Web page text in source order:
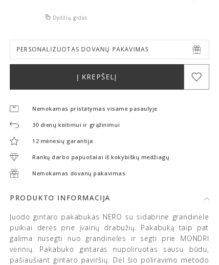
Dydžių gidas
PERSONALIZUOTAS DOVANŲ PAKAVIMAS
Į KREPŠELĮ
Nemokamas pristatymas visame pasaulyje
30 dienų keitimui ir grąžinimui
12 mėnesių garantija
Rankų darbo papuošalai iš kokybiškų medžiagų
Nemokamas dovanų pakavimas
PRODUKTO INFORMACIJA
Juodo gintaro pakabukas NERO su sidabrine grandinėle
puikiai derės prie įvairių drabužių. Pakabuką taip pat
galima nusegti nuo grandinėlės ir segti prie MONDRI
vėrinių. Pakabuko gintaras nupoliruotas sausu būdu,
pašiaušiant gintaro paviršių. Dėl šio poliravimo metodo